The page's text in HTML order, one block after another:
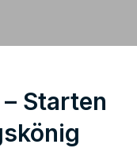
Starten